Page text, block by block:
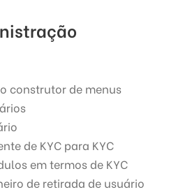
construtor de menus
de KYC para KYC
em termos de KYC
de retirada de usuário